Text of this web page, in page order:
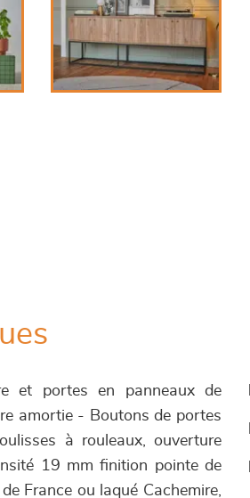
et portes en panneaux de
amortie - Boutons de portes
à rouleaux, ouverture
19 mm finition pointe de
France ou laqué Cachemire,